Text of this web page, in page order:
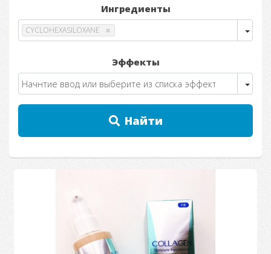
Ингредиенты
CYCLOHEXASILOXANE
Эффекты
Найти